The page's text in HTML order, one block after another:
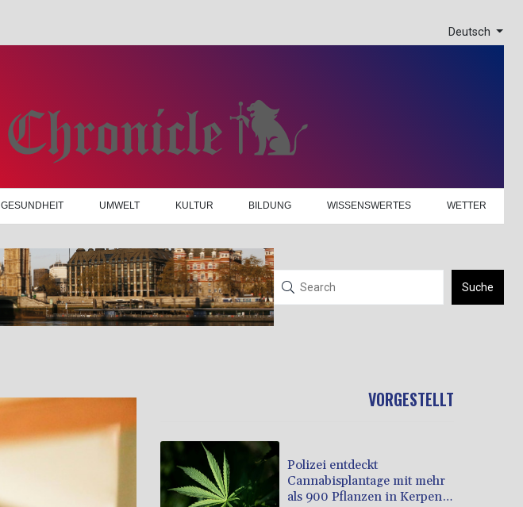
Deutsch
GESUNDHEIT UMWELT KULTUR BILDUNG WISSENSWERTES WETTER
Suche
VORGESTELLT
Polizei entdeckt
Cannabisplantage mit mehr
als 900 Pflanzen in Kerpen -